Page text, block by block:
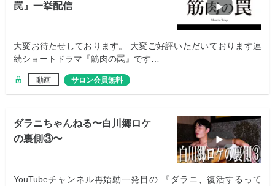
罠』一挙配信
大変お待たせしております。 大変ご好評いただいております連
続ショートドラマ『筋肉の罠』です…
動画 サロン会員無料
ダラニちゃんねる〜白川郷ロケ
の裏側③〜
YouTubeチャンネル再始動一発目の 『ダラニ、復活するって